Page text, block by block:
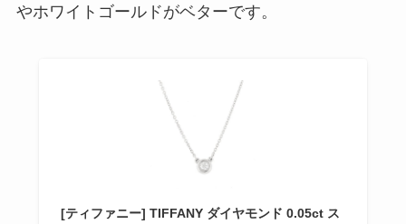
やホワイトゴールドがベターです。
[ティファニー] TIFFANY ダイヤモンド 0.05ct ス